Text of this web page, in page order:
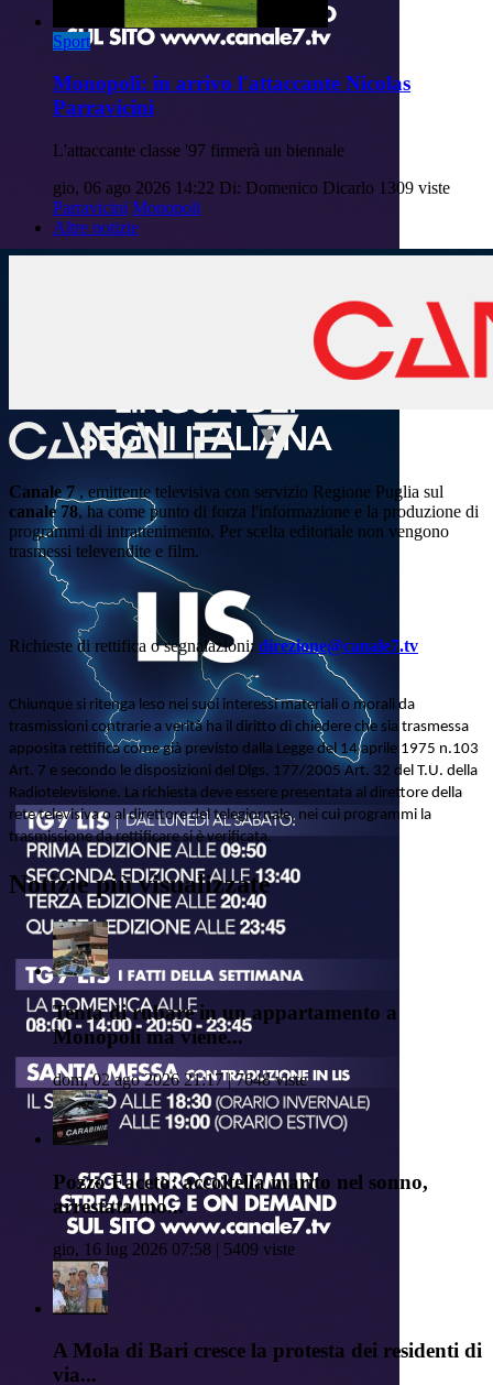
Sport
Monopoli: in arrivo l'attaccante Nicolas
Parravicini
L'attaccante classe '97 firmerà un biennale
gio, 06 ago 2026 14:22 Di: Domenico Dicarlo 1309 viste
Parravicini Monopoli
Altre notizie
Canale 7, emittente televisiva con servizio Regione Puglia sul
canale 78, ha come punto di forza l'informazione e la produzione di
programmi di intrattenimento. Per scelta editoriale non vengono
trasmessi televendite e film.
Richieste di rettifica o segnalazioni: direzione@canale7.tv
Chiunque si ritenga leso nei suoi interessi materiali o morali da
trasmissioni contrarie a verità ha il diritto di chiedere che sia trasmessa
apposita rettifica come già previsto dalla Legge del 14 aprile 1975 n.103
Art. 7 e secondo le disposizioni del Dlgs. 177/2005 Art. 32 del T.U. della
Radiotelevisione. La richiesta deve essere presentata al direttore della
rete televisiva o al direttore del telegiornale, nei cui programmi la
trasmissione da rettificare si è verificata.
Notizie più visualizzate
Tenta di rubare in un appartamento a
Monopoli ma viene...
dom, 02 ago 2026 21:17 | 7648 viste
Pozzo Faceto: accoltella marito nel sonno,
arrestata mo...
gio, 16 lug 2026 07:58 | 5409 viste
A Mola di Bari cresce la protesta dei residenti di
via...